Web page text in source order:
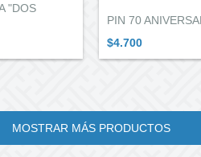
"DOS
PIN 70
$4.700
MOSTRAR MÁS PRODUCTOS